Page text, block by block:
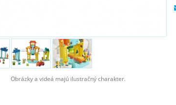
Obrázky a videá majú ilustračný charakter.